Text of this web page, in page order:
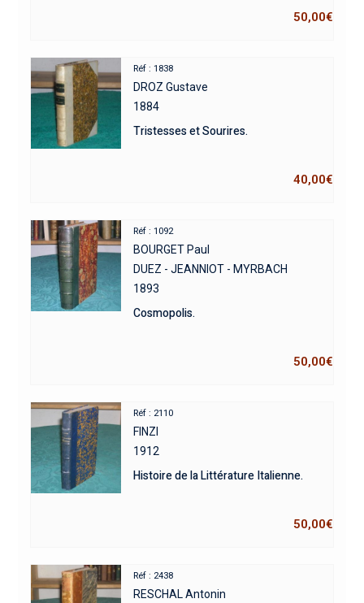
50,00€
Réf : 1838
DROZ Gustave
1884
Tristesses et Sourires.
40,00€
Réf : 1092
BOURGET Paul
DUEZ - JEANNIOT - MYRBACH
1893
Cosmopolis.
50,00€
Réf : 2110
FINZI
1912
Histoire de la Littérature Italienne.
50,00€
Réf : 2438
RESCHAL Antonin